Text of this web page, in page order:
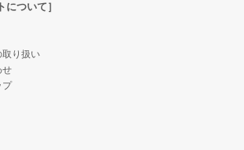
について］
取り扱い
せ
プ